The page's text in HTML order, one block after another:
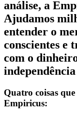
análise, a
Ajudamos
entender o
conscientes e
com o
Quatro coisas
Empiricus: